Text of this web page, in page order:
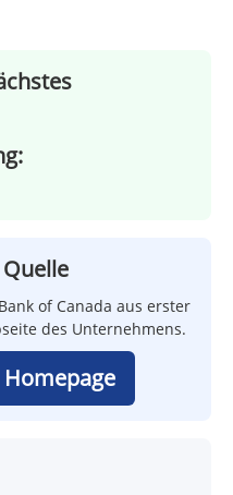
of Canada aus erster
des Unternehmens.